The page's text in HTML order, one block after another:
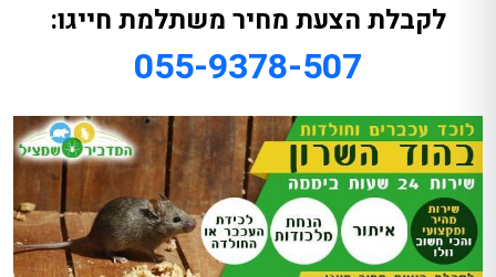
לקבלת הצעת מחיר משתלמת חייגו:
055-9378-507